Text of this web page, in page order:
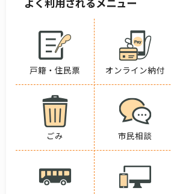
戸籍・住民票 オンライン納付
ごみ 市民相談